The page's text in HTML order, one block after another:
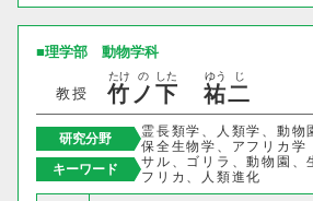
理学部 動物学科
教授 竹
たけ
ノ
の
下
した
祐
ゆう
二
じ
研究分野
霊長類学、人類学、動物
保全生物学、アフリカ学
キーワード
サル、ゴリラ、動物園、
フリカ、人類進化
建築学科
情報理工学部
情報理工学科